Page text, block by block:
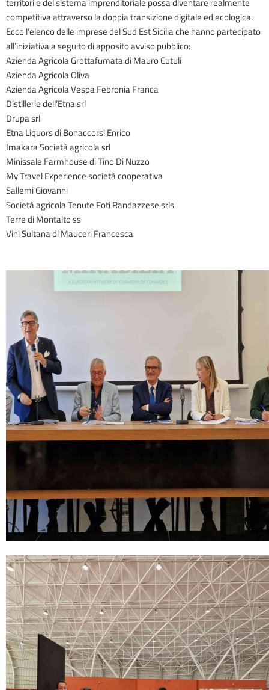
competitiva attraverso la doppia transizione digitale ed ecologica.
Ecco l’elenco delle imprese del Sud Est Sicilia che hanno partecipato
all’iniziativa a seguito di apposito avviso pubblico:
Azienda Agricola Grottafumata di Mauro Cutuli
Azienda Agricola Oliva
Azienda Agricola Vespa Febronia Franca
Distillerie dell’Etna srl
Drupa srl
Etna Liquors di Bonaccorsi Enrico
Imakara Società agricola srl
Minissale Farmhouse di Tino Di Nuzzo
My Travel Experience società cooperativa
Sallemi Giovanni
Società agricola Tenute Foti Randazzese srls
Terre di Montalto ss
Vini Sultana di Mauceri Francesca